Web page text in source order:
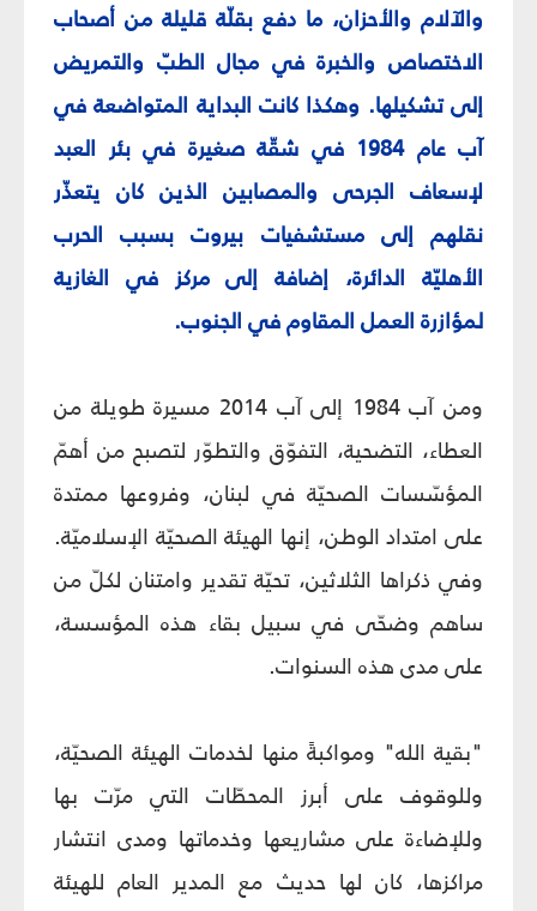
والآلام والأحزان، ما دفع بقلّة قليلة من أصحاب
الاختصاص والخبرة في مجال الطبّ والتمريض
إلى تشكيلها. وهكذا كانت البداية المتواضعة في
آب عام 1984 في شقّة صغيرة في بئر العبد
لإسعاف الجرحى والمصابين الذين كان يتعذّر
نقلهم إلى مستشفيات بيروت بسبب الحرب
الأهليّة الدائرة، إضافة إلى مركز في الغازية
لمؤازرة العمل المقاوم في الجنوب.
ومن آب 1984 إلى آب 2014 مسيرة طويلة من
العطاء، التضحية، التفوّق والتطوّر لتصبح من أهمّ
المؤسّسات الصحيّة في لبنان، وفروعها ممتدة
على امتداد الوطن، إنها الهيئة الصحيّة الإسلاميّة.
وفي ذكراها الثلاثين، تحيّة تقدير وامتنان لكلّ من
ساهم وضحّى في سبيل بقاء هذه المؤسسة،
على مدى هذه السنوات.
"بقية الله" ومواكبةً منها لخدمات الهيئة الصحيّة،
وللوقوف على أبرز المحطّات التي مرّت بها
وللإضاءة على مشاريعها وخدماتها ومدى انتشار
مراكزها، كان لها حديث مع المدير العام للهيئة